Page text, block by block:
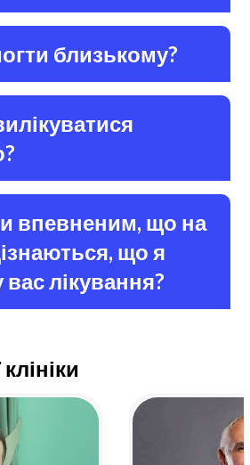
близькому?
впевненим, що на
що я
лікування?